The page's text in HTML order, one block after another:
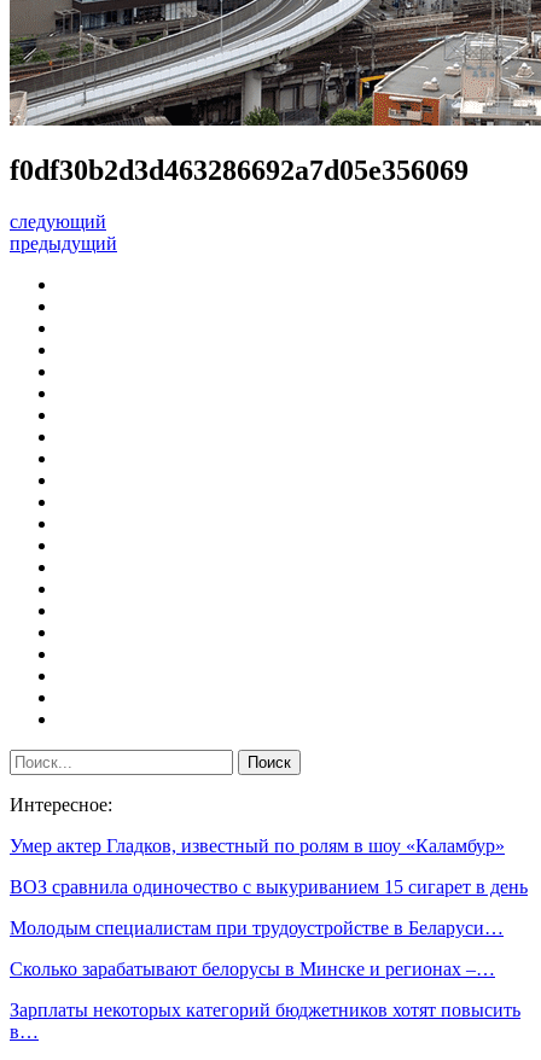
f0df30b2d3d463286692a7d05e356069
следующий
предыдущий
Интересное:
Умер актер Гладков, известный по ролям в шоу «Каламбур»
ВОЗ сравнила одиночество с выкуриванием 15 сигарет в день
Молодым специалистам при трудоустройстве в Беларуси…
Сколько зарабатывают белорусы в Минске и регионах –…
Зарплаты некоторых категорий бюджетников хотят повысить
в…